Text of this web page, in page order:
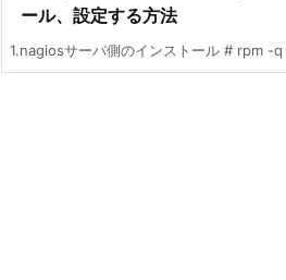
ール、設定する方法
1.nagiosサーバ側のインストール # rpm -